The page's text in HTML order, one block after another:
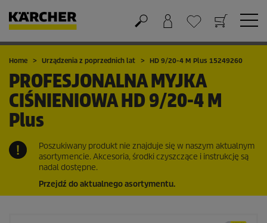
Koszyk
Lista życzeń
Home Urządzenia z poprzednich lat HD 9/20-4 M Plus 15249260
PROFESJONALNA MYJKA
CIŚNIENIOWAHD 9/20-4 M
Plus
Poszukiwany produkt nie znajduje się w naszym aktualnym
asortymencie. Akcesoria, środki czyszczące i instrukcję są
nadal dostępne.
Przejdź do aktualnego asortymentu.